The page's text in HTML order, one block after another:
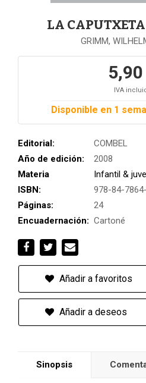
LA
GRIMM,
IVA
Disponible en 1
Editorial:
COMBEL
Año de edición:
2008
Materia
Infantil &
ISBN:
978-84-
Páginas:
24
Encuadernación: Cartoné
Añadir a favoritos
Añadir a deseos
Sinopsis